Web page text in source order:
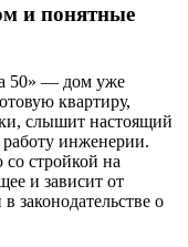
и понятные
50» — дом уже
квартиру,
слышит настоящий
инженерии.
стройкой на
и зависит от
законодательстве о